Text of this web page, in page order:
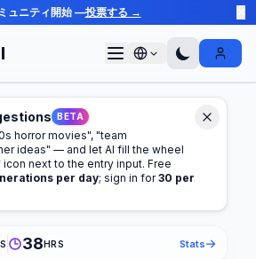
ュニティ開始 —投票する →
Sign In
BETA
horror movies", "team
ideas" — and let AI fill the wheel
icon next to the entry input. Free
per day; sign in for 30 per
38HRS Stats